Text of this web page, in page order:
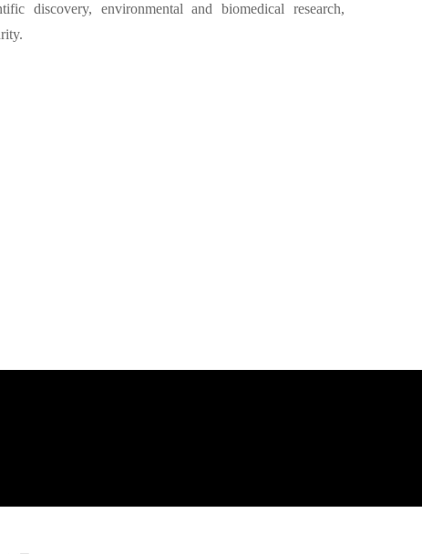
discovery, environmental and biomedical research,